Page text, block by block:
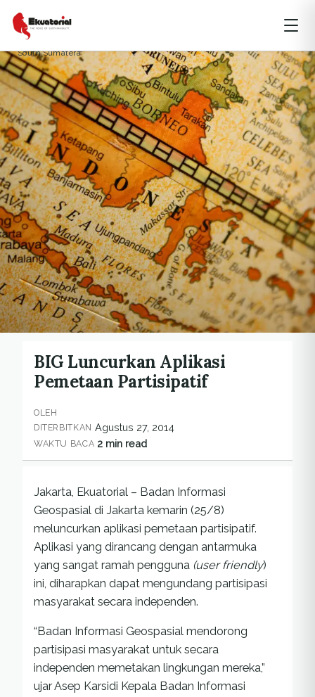
Badan Informasi Geospasial
mapping
South Sumatera
BIG Luncurkan Aplikasi
Pemetaan Partisipatif
OLEH
DITERBITKAN Agustus 27, 2014
WAKTU BACA 2 min read
Jakarta, Ekuatorial – Badan Informasi
Geospasial di Jakarta kemarin (25/8)
meluncurkan aplikasi pemetaan partisipatif.
Aplikasi yang dirancang dengan antarmuka
yang sangat ramah pengguna (user friendly)
ini, diharapkan dapat mengundang partisipasi
masyarakat secara independen.
“Badan Informasi Geospasial mendorong
partisipasi masyarakat untuk secara
independen memetakan lingkungan mereka,”
ujar Asep Karsidi Kepala Badan Informasi